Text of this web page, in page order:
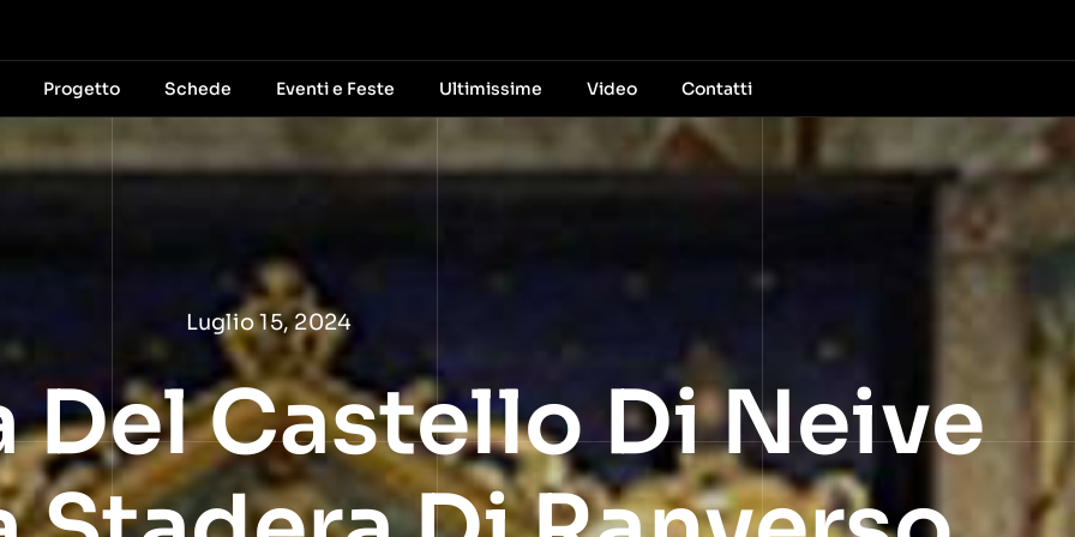
Progetto Schede Eventi e Feste Ultimissime Video Contatti
Luglio 15, 2024
Del Castello Di Neive